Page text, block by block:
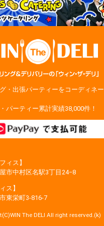
・出張パーティーをコーディネー
パーティー累計実績38,000件！
ィス】
市中村区名駅3丁目24−8
ス】
東栄町3‐816‐7
The DELI All right reserved.(k)